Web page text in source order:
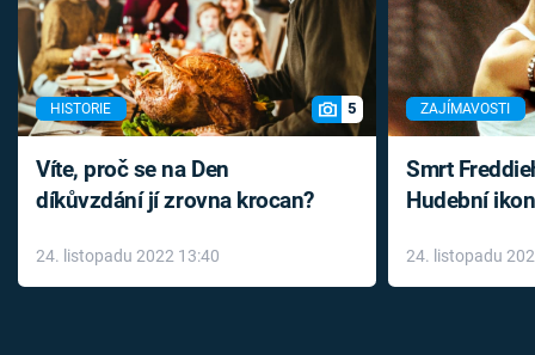
HISTORIE 5
Víte, proč se na Den
díkůvzdání jí zrovna krocan?
24. listopadu 2022 13:40
ZAJÍMAVOSTI
Smrt
Hudební
léky
24. listopadu